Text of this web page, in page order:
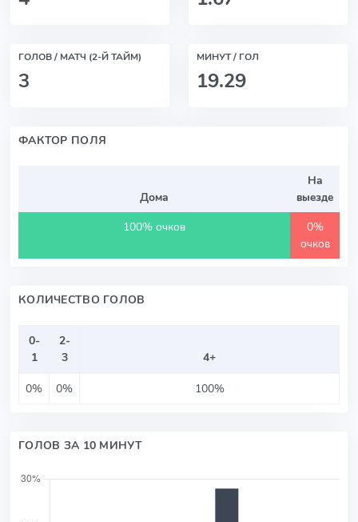
ГОЛОВ / МАТЧ (2-Й ТАЙМ)
3
МИНУТ / ГОЛ
19.29
ФАКТОР ПОЛЯ
Дома
На
выезде
100% очков
0%
очков
КОЛИЧЕСТВО ГОЛОВ
0-
1
2-
3
4+
0%
0% 100%
ГОЛОВ ЗА 10 МИНУТ